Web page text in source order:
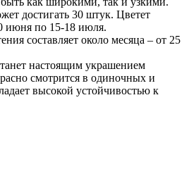
достигать 30 штук. Цветет
июня по 15-18 июля.
составляет около месяца – от 25
настоящим украшением
смотрится в одиночных и
высокой устойчивостью к